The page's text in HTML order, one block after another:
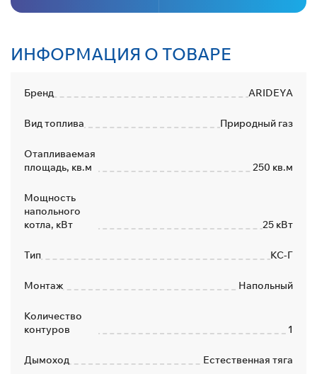
ИНФОРМАЦИЯ О ТОВАРЕ
Бренд ARIDEYA
Вид топлива Природный газ
Отапливаемая
площадь, кв.м
250 кв.м
Мощность
напольного
котла, кВт
25 кВт
Тип КС-Г
Монтаж Напольный
Количество
контуров
1
Дымоход Естественная тяга